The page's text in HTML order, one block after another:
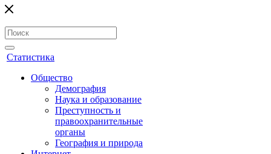
Статистика
Общество
Демография
Наука и образование
Преступность и
правоохранительные
органы
География и природа